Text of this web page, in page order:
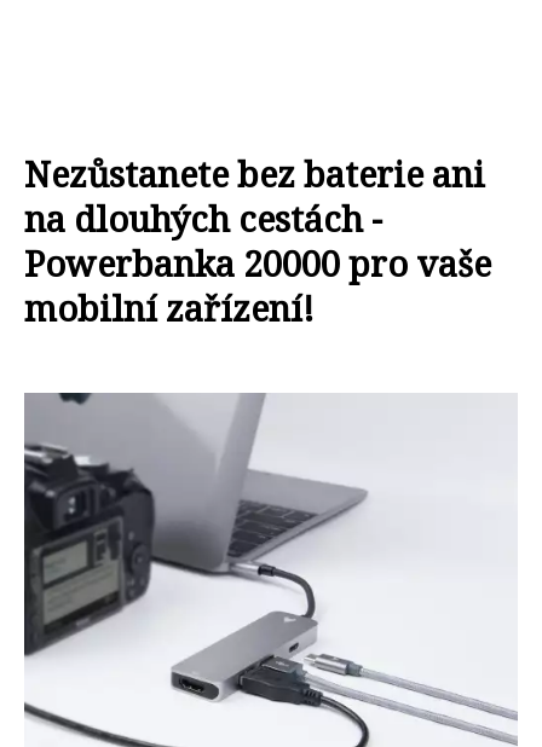
Nezůstanete bez baterie ani
na dlouhých cestách -
Powerbanka 20000 pro vaše
mobilní zařízení!